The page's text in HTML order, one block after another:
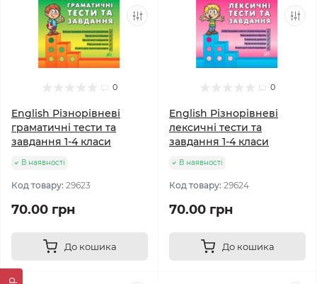
0
English Різнорівневі
граматичні тести та
завдання 1-4 класи
В наявності
Код товару: 29623
70.00 грн
До кошика
0
English Різнорівневі
лексичні тести та
завдання 1-4 класи
В наявності
Код товару: 29624
70.00 грн
До кошика